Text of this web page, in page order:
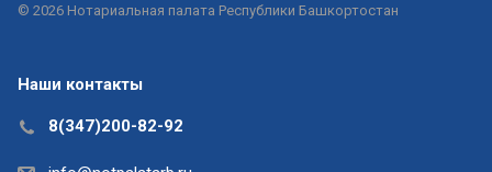
© 2026 Нотариальная палата Республики Башкортостан
Наши контакты
8(347)200-82-92